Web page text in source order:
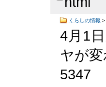
くらしの情報 >
4月1
ヤが